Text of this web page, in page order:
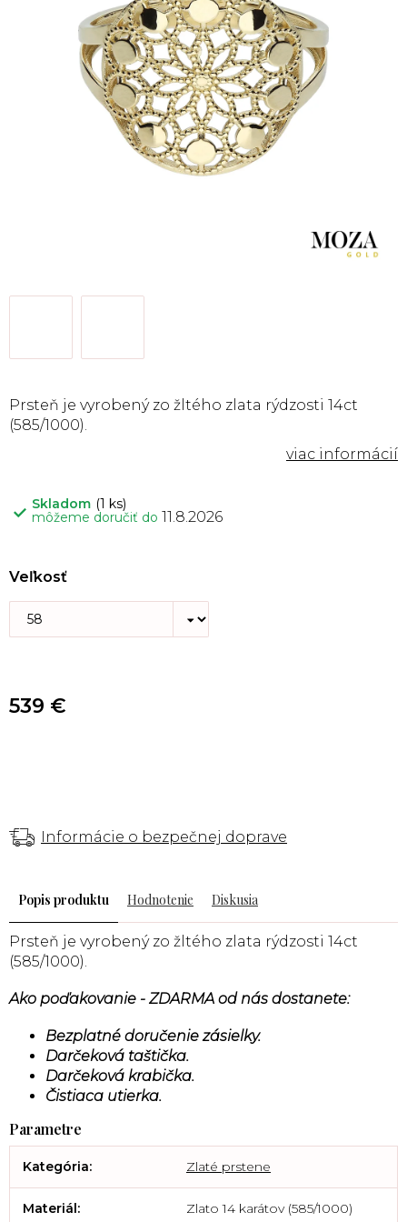
Skladom (1 ks)
môžeme doručiť do 11.8.2026
Veľkosť
Prsteň je vyrobený zo žltého zlata rýdzosti 14ct
(585/1000).
Informácie o bezpečnej doprave
539 €
Popis Hodnotenie Diskusia
Prsteň je vyrobený zo žltého zlata rýdzosti 14ct
(585/1000).
Ako poďakovanie - ZDARMA od nás dostanete:
Bezplatné doručenie zásielky.
Darčeková taštička.
Darčeková krabička.
Čistiaca utierka.
Kategória: Zlaté prstene
Materiál: Zlato 14 karátov (585/1000)